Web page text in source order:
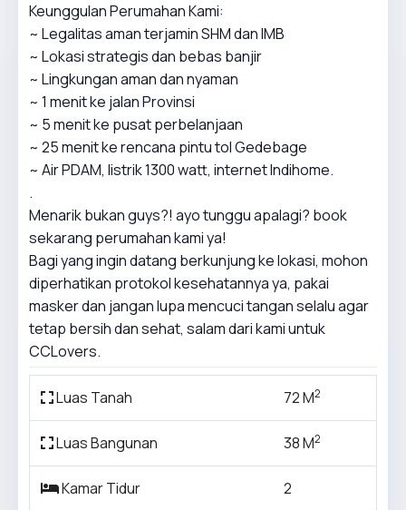
Keunggulan Perumahan Kami:
~ Legalitas aman terjamin SHM dan IMB
~ Lokasi strategis dan bebas banjir
~ Lingkungan aman dan nyaman
~ 1 menit ke jalan Provinsi
~ 5 menit ke pusat perbelanjaan
~ 25 menit ke rencana pintu tol Gedebage
~ Air PDAM, listrik 1300 watt, internet Indihome.
.
Menarik bukan guys?! ayo tunggu apalagi? book
sekarang perumahan kami ya!
Bagi yang ingin datang berkunjung ke lokasi, mohon
diperhatikan protokol kesehatannya ya, pakai
masker dan jangan lupa mencuci tangan selalu agar
tetap bersih dan sehat, salam dari kami untuk
CCLovers.
Luas Tanah 72 M2
Luas Bangunan 38 M2
Kamar Tidur 2